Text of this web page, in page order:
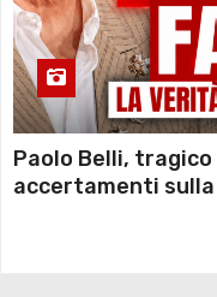
Paolo Belli,
accertamenti